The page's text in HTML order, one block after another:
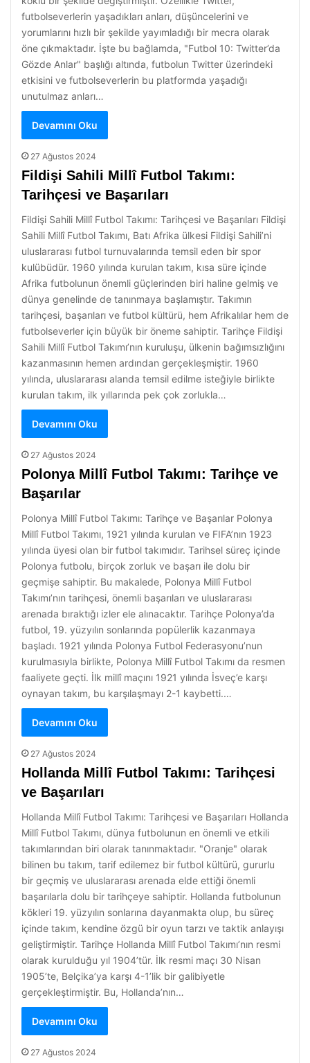
futbolseverlerin yaşadıkları anları, düşüncelerini ve
yorumlarını hızlı bir şekilde yayımladığı bir mecra olarak
öne çıkmaktadır. İşte bu bağlamda, "Futbol 10: Twitter’da
Gözde Anlar" başlığı altında, futbolun Twitter üzerindeki
etkisini ve futbolseverlerin bu platformda yaşadığı
unutulmaz anları…
Devamını Oku
27 Ağustos 2024
Fildişi Sahili Millî Futbol Takımı:
Tarihçesi ve Başarıları
Fildişi Sahili Millî Futbol Takımı: Tarihçesi ve Başarıları Fildişi
Sahili Millî Futbol Takımı, Batı Afrika ülkesi Fildişi Sahili’ni
uluslararası futbol turnuvalarında temsil eden bir spor
kulübüdür. 1960 yılında kurulan takım, kısa süre içinde
Afrika futbolunun önemli güçlerinden biri haline gelmiş ve
dünya genelinde de tanınmaya başlamıştır. Takımın
tarihçesi, başarıları ve futbol kültürü, hem Afrikalılar hem de
futbolseverler için büyük bir öneme sahiptir. Tarihçe Fildişi
Sahili Millî Futbol Takımı’nın kuruluşu, ülkenin bağımsızlığını
kazanmasının hemen ardından gerçekleşmiştir. 1960
yılında, uluslararası alanda temsil edilme isteğiyle birlikte
kurulan takım, ilk yıllarında pek çok zorlukla…
Devamını Oku
27 Ağustos 2024
Polonya Millî Futbol Takımı: Tarihçe ve
Başarılar
Polonya Millî Futbol Takımı: Tarihçe ve Başarılar Polonya
Millî Futbol Takımı, 1921 yılında kurulan ve FIFA’nın 1923
yılında üyesi olan bir futbol takımıdır. Tarihsel süreç içinde
Polonya futbolu, birçok zorluk ve başarı ile dolu bir
geçmişe sahiptir. Bu makalede, Polonya Millî Futbol
Takımı’nın tarihçesi, önemli başarıları ve uluslararası
arenada bıraktığı izler ele alınacaktır. Tarihçe Polonya’da
futbol, 19. yüzyılın sonlarında popülerlik kazanmaya
başladı. 1921 yılında Polonya Futbol Federasyonu’nun
kurulmasıyla birlikte, Polonya Millî Futbol Takımı da resmen
faaliyete geçti. İlk millî maçını 1921 yılında İsveç’e karşı
oynayan takım, bu karşılaşmayı 2-1 kaybetti.…
Devamını Oku
27 Ağustos 2024
Hollanda Millî Futbol Takımı: Tarihçesi
ve Başarıları
Hollanda Millî Futbol Takımı: Tarihçesi ve Başarıları Hollanda
Millî Futbol Takımı, dünya futbolunun en önemli ve etkili
takımlarından biri olarak tanınmaktadır. "Oranje" olarak
bilinen bu takım, tarif edilemez bir futbol kültürü, gururlu
bir geçmiş ve uluslararası arenada elde ettiği önemli
başarılarla dolu bir tarihçeye sahiptir. Hollanda futbolunun
kökleri 19. yüzyılın sonlarına dayanmakta olup, bu süreç
içinde takım, kendine özgü bir oyun tarzı ve taktik anlayışı
geliştirmiştir. Tarihçe Hollanda Millî Futbol Takımı’nın resmi
olarak kurulduğu yıl 1904’tür. İlk resmi maçı 30 Nisan
1905’te, Belçika’ya karşı 4-1’lik bir galibiyetle
gerçekleştirmiştir. Bu, Hollanda’nın…
Devamını Oku
27 Ağustos 2024